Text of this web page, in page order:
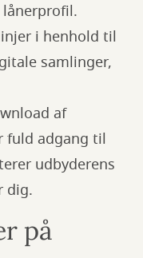
i henhold til
samlinger,
af
fuld adgang til
udbyderens
dig.
på